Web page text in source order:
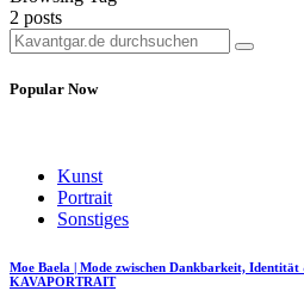
2 posts
Popular Now
Kunst
Portrait
Sonstiges
Moe Baela | Mode zwischen Dankbarkeit,
KAVAPORTRAIT